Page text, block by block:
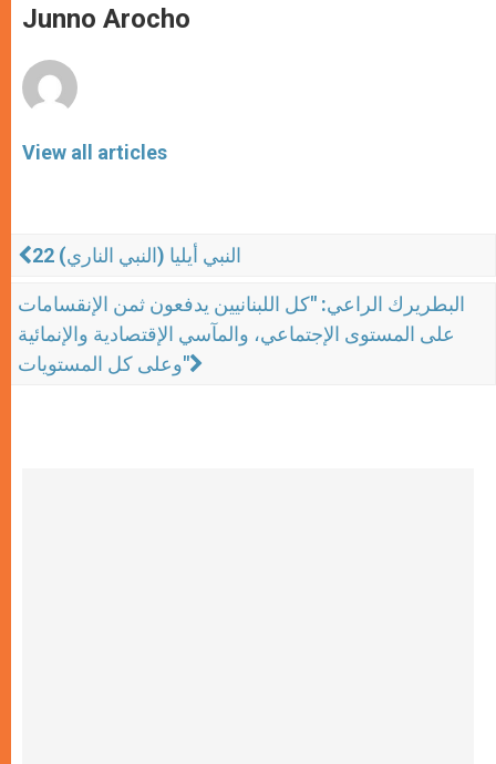
p
p
g
e
o
k
r
Junno Arocho
View all articles
النبي أيليا (النبي الناري) 22
البطريرك الراعي: "كل اللبنانيين يدفعون ثمن الإنقسامات
على المستوى الإجتماعي، والمآسي الإقتصادية والإنمائية
وعلى كل المستويات"